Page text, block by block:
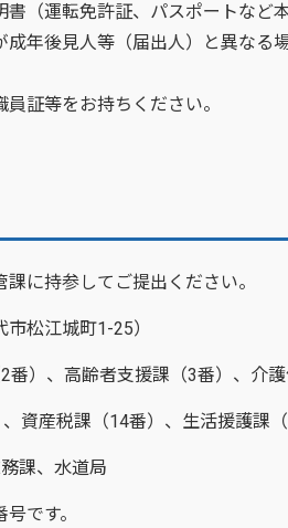
（運転免許証、パスポートなど
成年後見人等（届出人）と異なる
等をお持ちください。
に持参してご提出ください。
松江城町1-25）
）、高齢者支援課（3番）、介護
資産税課（14番）、生活援護課（
課、水道局
です。